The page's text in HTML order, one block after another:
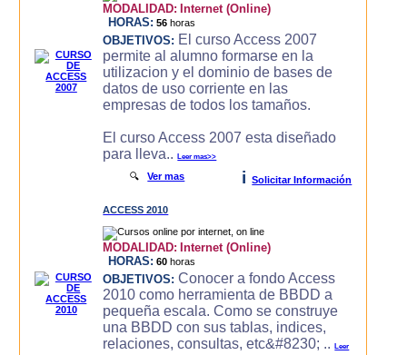
MODALIDAD: Internet (Online)
HORAS: 56 horas
OBJETIVOS: El curso Access 2007
permite al alumno formarse en la
utilizacion y el dominio de bases de
datos de uso corriente en las
empresas de todos los tamaños.
El curso Access 2007 esta diseñado
para lleva..Leer mas>>
🔍Ver mas i Solicitar Información
ACCESS 2010
MODALIDAD: Internet (Online)
HORAS: 60 horas
OBJETIVOS: Conocer a fondo Access
2010 como herramienta de BBDD a
pequeña escala. Como se construye
una BBDD con sus tablas, indices,
relaciones, consultas, etc&#8230; ..Leer